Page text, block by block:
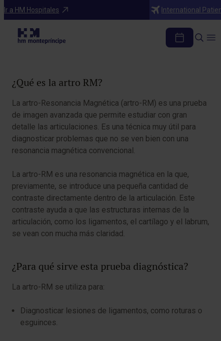
Ir a HM Hospitales International
Diagnosticos
Artro RM
¿Qué es la artro RM?
La artro-Resonancia Magnética (artro-RM) es una prueba
de imagen avanzada que permite estudiar con gran
detalle las articulaciones. Es una técnica muy útil para
diagnosticar problemas que no se ven bien con una
resonancia magnética convencional.
La artro-RM es una resonancia magnética en la que,
previamente, se introduce una pequeña cantidad de
contraste directamente dentro de la articulación. Este
contraste ayuda a que las estructuras internas de la
articulación, como los ligamentos, el cartílago y el labrum,
se vean con mucha más claridad.
¿Para qué sirve esta prueba diagnóstica?
La artro-RM se utiliza para:
Diagnosticar lesiones de ligamentos, como roturas o
esguinces.